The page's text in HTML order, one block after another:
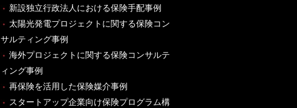
新設独立行政法人における保険手配事例
太陽光発電プロジェクトに関する保険コン
サルティング事例
海外プロジェクトに関する保険コンサルテ
ィング事例
再保険を活用した保険媒介事例
スタートアップ企業向け保険プログラム構